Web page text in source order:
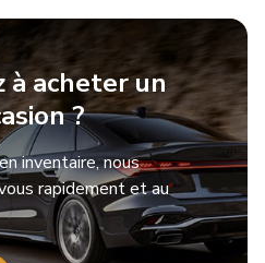
à acheter un
?
inventaire, nous
rapidement et au